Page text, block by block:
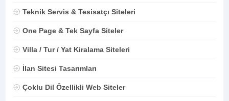
Teknik Servis & Tesisatçı Siteleri
One Page & Tek Sayfa Siteler
Villa / Tur / Yat Kiralama Siteleri
İlan Sitesi Tasarımları
Çoklu Dil Özellikli Web Siteler